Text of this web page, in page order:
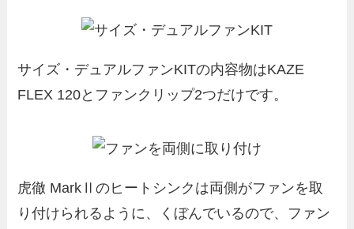
サイズ・デュアルファンKITの内容物はKAZE
FLEX 120とファンクリップ2つだけです。
虎徹 MarkⅡのヒートシンクは両側がファンを取
り付けられるように、くぼんでいるので、ファン